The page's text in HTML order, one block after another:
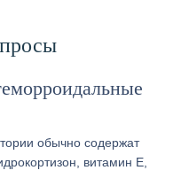
обычно содержат
витамин Е,